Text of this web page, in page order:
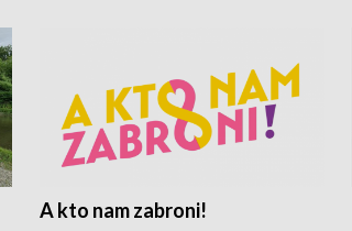
A kto nam zabroni!